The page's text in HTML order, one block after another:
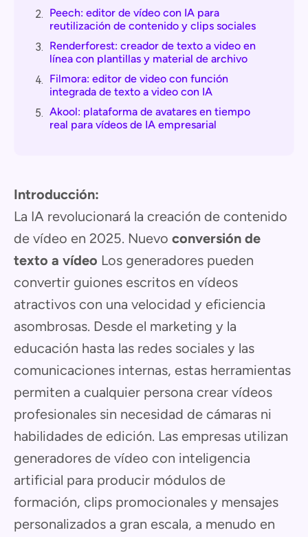
2. Peech: editor de vídeo con IA para
reutilización de contenido y clips sociales
3. Renderforest: creador de texto a video en
línea con plantillas y material de archivo
4. Filmora: editor de video con función
integrada de texto a video con IA
5. Akool: plataforma de avatares en tiempo
real para vídeos de IA empresarial
Introducción:
La IA revolucionará la creación de contenido
de vídeo en 2025. Nuevo conversión de
texto a vídeo Los generadores pueden
convertir guiones escritos en vídeos
atractivos con una velocidad y eficiencia
asombrosas. Desde el marketing y la
educación hasta las redes sociales y las
comunicaciones internas, estas herramientas
permiten a cualquier persona crear vídeos
profesionales sin necesidad de cámaras ni
habilidades de edición. Las empresas utilizan
generadores de vídeo con inteligencia
artificial para producir módulos de
formación, clips promocionales y mensajes
personalizados a gran escala, a menudo en